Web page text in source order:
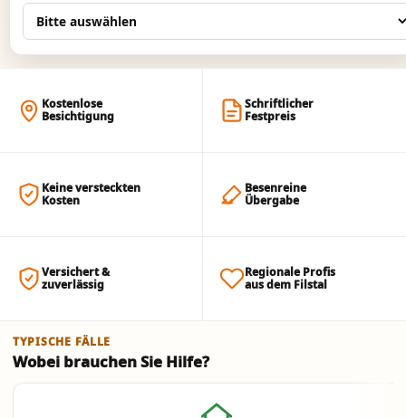
Kostenlose
Besichtigung
Schriftlicher
Festpreis
Keine versteckten
Kosten
Besenreine
Übergabe
Versichert &
zuverlässig
Regionale Profis
aus dem Filstal
TYPISCHE FÄLLE
Wobei brauchen Sie Hilfe?